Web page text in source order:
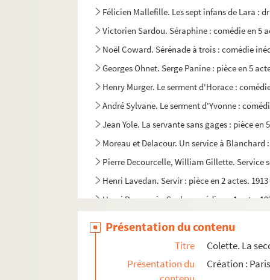
Félicien Mallefille. Les sept infans de Lara :
Victorien Sardou. Séraphine : comédie en 5
Noël Coward. Sérénade à trois : comédie
Georges Ohnet. Serge Panine : pièce en 5
Henry Murger. Le serment d'Horace :
André Sylvane. Le serment d'Yvonne :
Jean Yole. La servante sans gages : pièce en
Moreau et Delacour. Un service à Blanchard
Pierre Decourcelle, William Gillette. Service
Henri Lavedan. Servir : pièce en 2 actes. 1913
Henri Duvernois. Seul : comédie en 1 acte.
Édouard Bourdet. Le sexe faible : pièce en 3
Présentation du contenu
Titre
Colette. La
Présentation du
Création :